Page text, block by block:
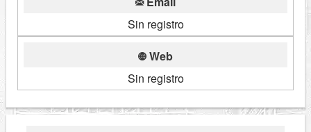
Sin registro
Web
Sin registro